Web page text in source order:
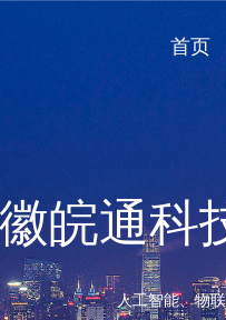
首页
皖通科
人工智能、物